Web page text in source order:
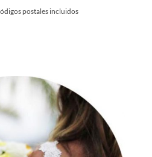
postales incluidos